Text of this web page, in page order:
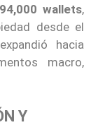
wallets,
desde el
hacia
macro,
Y